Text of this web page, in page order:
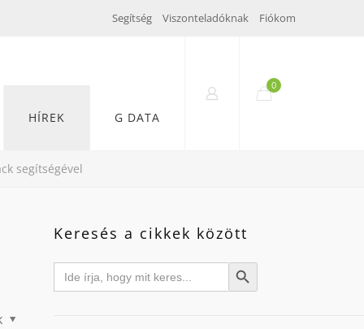
Segítség Viszonteladóknak Fiókom
HÍREK G DATA
0
segítségével
Keresés a cikkek között
Search
for: Search Button